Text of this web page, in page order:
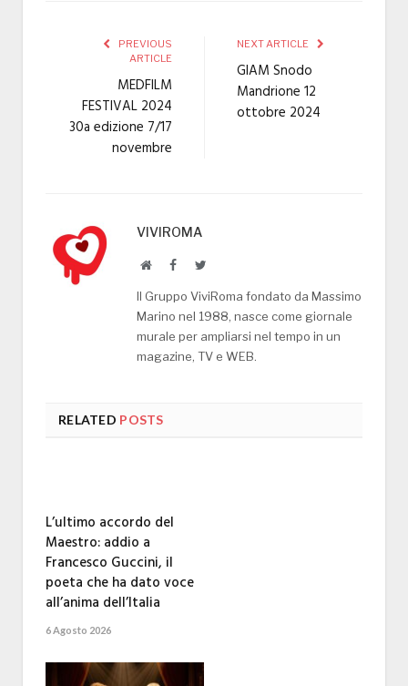
PREVIOUS
ARTICLE
MEDFILM
FESTIVAL 2024
30a edizione 7/17
novembre
NEXT ARTICLE
GIAM Snodo
Mandrione 12
ottobre 2024
VIVIROMA
WebsiteFacebookTwitter
Il Gruppo ViviRoma fondato da Massimo
Marino nel 1988, nasce come giornale
murale per ampliarsi nel tempo in un
magazine, TV e WEB.
RELATED POSTS
L’ultimo accordo del
Maestro: addio a
Francesco Guccini, il
poeta che ha dato voce
all’anima dell’Italia
6 Agosto 2026